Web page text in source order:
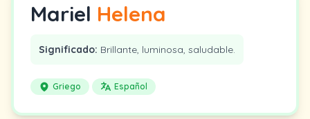
Mariel Helena
Significado: Brillante, luminosa, saludable.
Griego Español